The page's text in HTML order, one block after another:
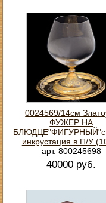
0024569/14см
ФУЖЕР НА
инкрустация в П/У
арт. 800245698
40000 руб.